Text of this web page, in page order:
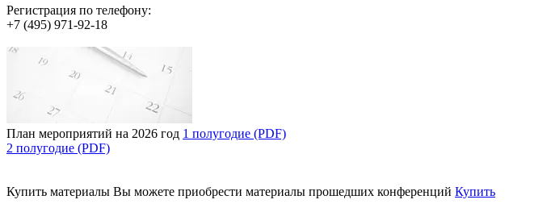
Регистрация по телефону:
+7 (495) 971-92-18
План мероприятий на 2026 год 1 полугодие (PDF)
2 полугодие (PDF)
Купить материалы Вы можете приобрести материалы прошедших конференций Купить